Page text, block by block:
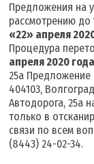
Предложения на
рассмотрению до
«22» апреля
Процедура
апреля 2020 года
25а Предложение
404103,
Автодорога, 25а
только в
связи по всем
(8443) 24-02-34.